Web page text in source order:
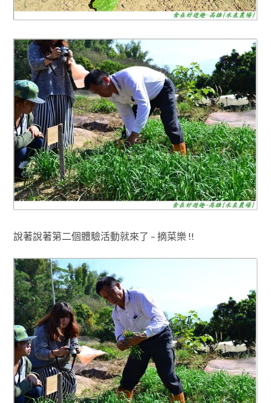
說著說著第二個體驗活動就來了 – 摘菜樂 !!